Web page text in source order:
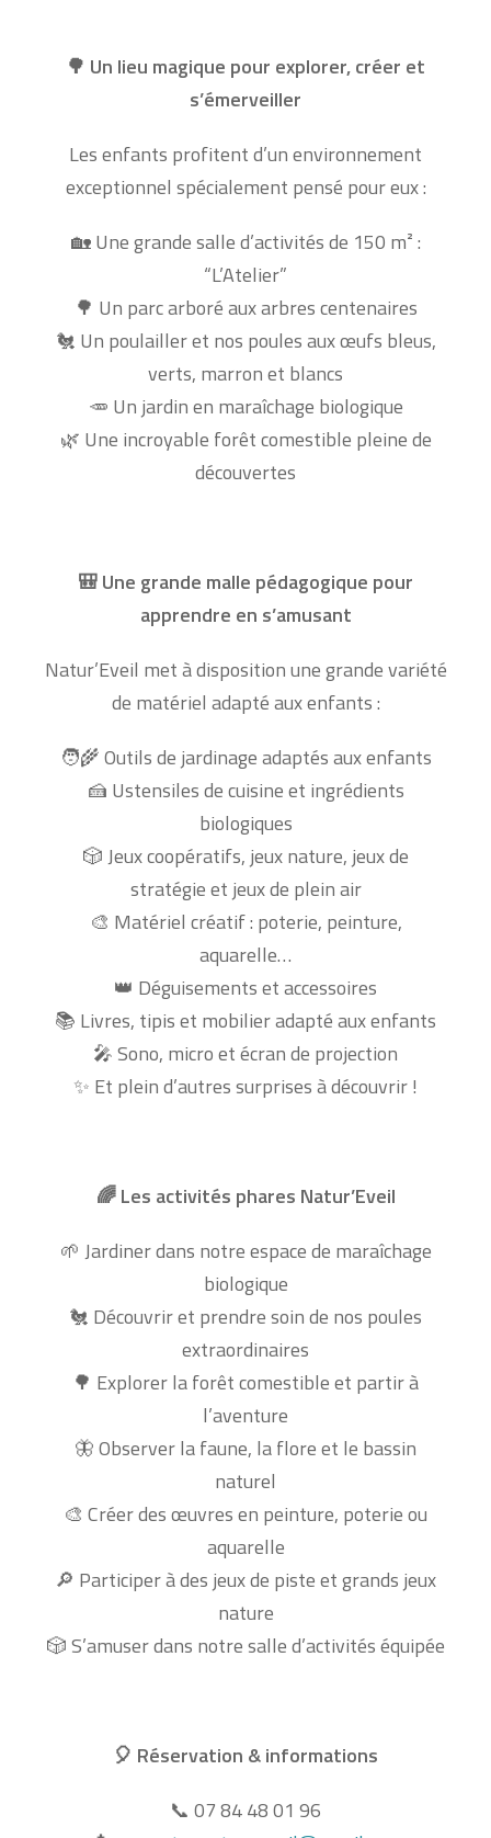
🌳 Un lieu magique pour explorer, créer et
s’émerveiller
Les enfants profitent d’un environnement
exceptionnel spécialement pensé pour eux :
🏡Une grande salle d’activités de 150 m² :
“L’Atelier”
🌳 Un parc arboré aux arbres centenaires
🐔 Un poulailler et nos poules aux œufs bleus,
verts, marron et blancs
🥕 Un jardin en maraîchage biologique
🌿 Une incroyable forêt comestible pleine de
découvertes
🎒 Une grande malle pédagogique pour
apprendre en s’amusant
Natur’Eveil met à disposition une grande variété
de matériel adapté aux enfants :
🧑‍🌾 Outils de jardinage adaptés aux enfants
🍰 Ustensiles de cuisine et ingrédients
biologiques
🎲 Jeux coopératifs, jeux nature, jeux de
stratégie et jeux de plein air
🎨 Matériel créatif : poterie, peinture,
aquarelle…
👑 Déguisements et accessoires
📚 Livres, tipis et mobilier adapté aux enfants
🎤 Sono, micro et écran de projection
✨ Et plein d’autres surprises à découvrir !
🌈Les activités phares Natur’Eveil
🌱 Jardiner dans notre espace de maraîchage
biologique
🐔 Découvrir et prendre soin de nos poules
extraordinaires
🌳 Explorer la forêt comestible et partir à
l’aventure
🦋 Observer la faune, la flore et le bassin
naturel
🎨 Créer des œuvres en peinture, poterie ou
aquarelle
🔎 Participer à des jeux de piste et grands jeux
nature
🎲 S’amuser dans notre salle d’activités équipée
🎈 Réservation & informations
📞 07 84 48 01 96